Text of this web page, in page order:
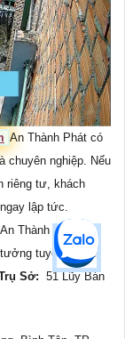
An Thành Phát có
chuyên nghiệp. Nếu
riêng tư, khách
lập tức.
Thành Phát hy
tuyệt đối khi
Sở:
51 Lũy Bán